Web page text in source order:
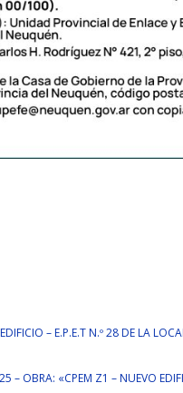
– E.P.E.T N.º 28 DE LA
– OBRA: «CPEM Z1 – NUEVO